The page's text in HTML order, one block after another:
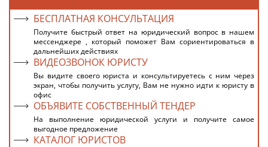
БЕСПЛАТНАЯ КОНСУЛЬТАЦИЯ
Получите быстрый ответ на юридический вопрос в нашем
мессенджере , который поможет Вам сориентироваться в
дальнейших действиях
ВИДЕОЗВОНОК ЮРИСТУ
Вы видите своего юриста и консультируетесь с ним через
экран, чтобы получить услугу, Вам не нужно идти к юристу в
офис
ОБЪЯВИТЕ СОБСТВЕННЫЙ ТЕНДЕР
На выполнение юридической услуги и получите самое
выгодное предложение
КАТАЛОГ ЮРИСТОВ